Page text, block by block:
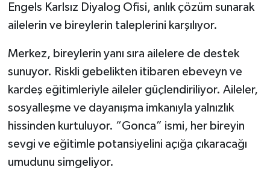
Engels Karlsız Diyalog Ofisi, anlık çözüm sunarak
ailelerin ve bireylerin taleplerini karşılıyor.
Merkez, bireylerin yanı sıra ailelere de destek
sunuyor. Riskli gebelikten itibaren ebeveyn ve
kardeş eğitimleriyle aileler güçlendiriliyor. Aileler,
sosyalleşme ve dayanışma imkanıyla yalnızlık
hissinden kurtuluyor. “Gonca” ismi, her bireyin
sevgi ve eğitimle potansiyelini açığa çıkaracağı
umudunu simgeliyor.